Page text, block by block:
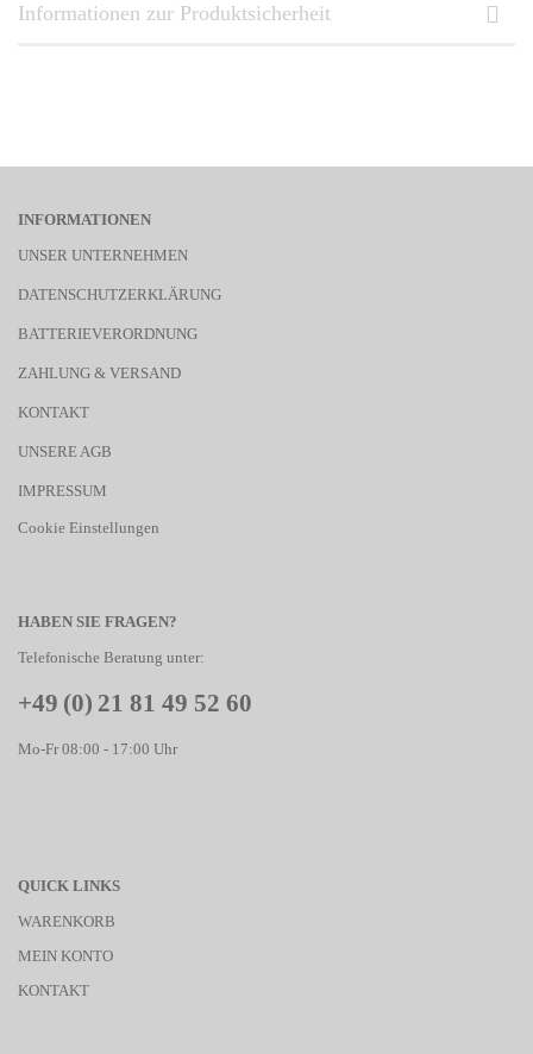
Informationen zur Produktsicherheit
INFORMATIONEN
UNSER UNTERNEHMEN
DATENSCHUTZERKLÄRUNG
BATTERIEVERORDNUNG
ZAHLUNG & VERSAND
KONTAKT
UNSERE AGB
IMPRESSUM
Cookie Einstellungen
HABEN SIE FRAGEN?
Telefonische Beratung unter:
+49 (0) 21 81 49 52 60
Mo-Fr 08:00 - 17:00 Uhr
QUICK LINKS
WARENKORB
MEIN KONTO
KONTAKT